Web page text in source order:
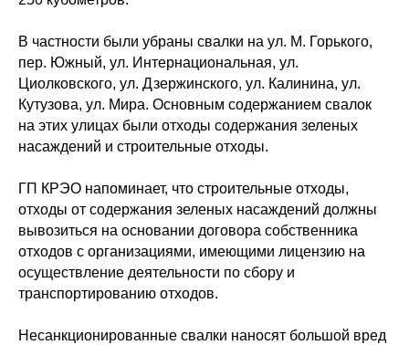
В частности были убраны свалки на ул. М. Горького,
пер. Южный, ул. Интернациональная, ул.
Циолковского, ул. Дзержинского, ул. Калинина, ул.
Кутузова, ул. Мира. Основным содержанием свалок
на этих улицах были отходы содержания зеленых
насаждений и строительные отходы.
ГП КРЭО напоминает, что строительные отходы,
отходы от содержания зеленых насаждений должны
вывозиться на основании договора собственника
отходов с организациями, имеющими лицензию на
осуществление деятельности по сбору и
транспортированию отходов.
Несанкционированные свалки наносят большой вред